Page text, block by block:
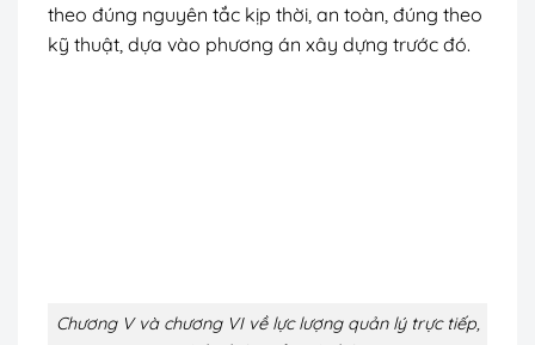
theo đúng nguyên tắc kịp thời, an toàn, đúng theo
kỹ thuật, dựa vào phương án xây dựng trước đó.
Chương V và chương VI về lực lượng quản lý trực tiếp,